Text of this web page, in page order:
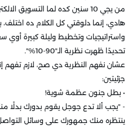
من يجي 10 سنين كده لما التسويق
هادي، إنما دلوقتي كل الكلام ده
واستراتيجيات وتخطيط وليلة كبيرة أوي
تحديدًا ظهرت نظرية الـ"90-10%".
عشان نفهم النظرية دي صح، لازم تفهم
جزئيتين:
• بطل جنون عظمة شوية!
- "يجب ألا تدع جوجل يقوم بدورك بدلًا
ينتظره منك جمهورك على وسائل